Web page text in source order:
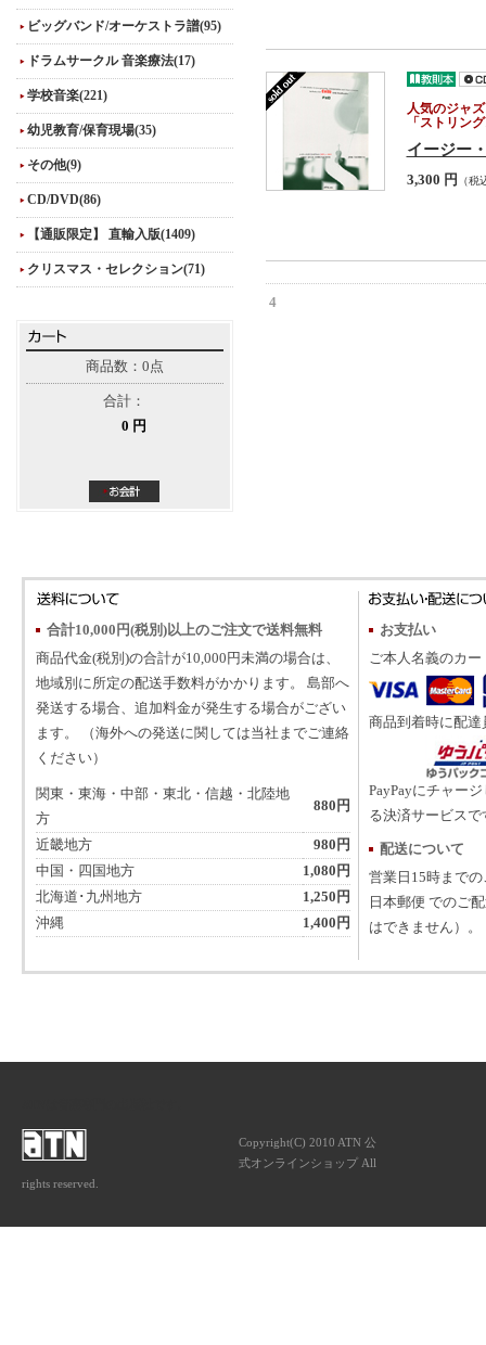
ビッグバンド/オーケストラ譜(95)
ドラムサークル 音楽療法(17)
学校音楽(221)
幼児教育/保育現場(35)
その他(9)
CD/DVD(86)
【通販限定】 直輸入版(1409)
クリスマス・セレクション(71)
商品数：0点
合計：
0 円
人気のジャ
「ストリン
イージー
3,300 円 （税
4
合計10,000円(税別)以上のご注文で送料無料
商品代金(税別)の合計が10,000円未満の場合は、
地域別に所定の配送手数料がかかります。 島部へ
発送する場合、追加料金が発生する場合がござい
ます。 （海外への発送に関しては当社までご連絡
ください）
関東・東海・中部・東北・信越・北陸地
方
880円
近畿地方
980円
中国・四国地方
1,080円
北海道･九州地方
1,250円
沖縄
1,400円
お支払い
ご本人名義のカ
商品到着時に配
PayPayにチャー
る決済サービスで
配送について
営業日15時まで
日本郵便 でのご
はできません）。
Copyright(C) 2010 ATN 公
式オンラインショップ All
rights reserved.